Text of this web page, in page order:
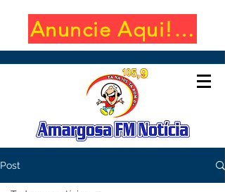
Anuncie Aqui!
Post